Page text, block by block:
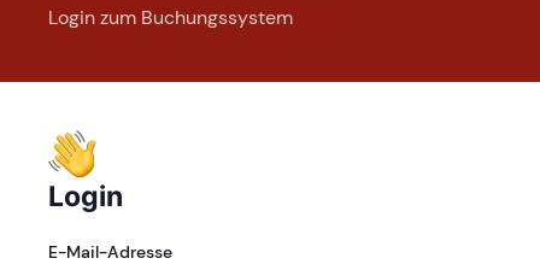
Login zum Buchungssystem
Login
E-Mail-Adresse